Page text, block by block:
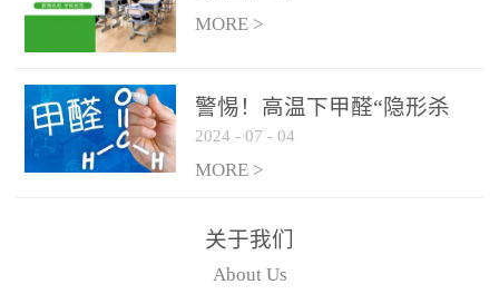
内空气质量管理通知
MORE >
警惕！高温下甲醛“隐形杀
手”来袭，你的家安全吗？
2024 - 07 - 04
MORE >
关于我们
About Us